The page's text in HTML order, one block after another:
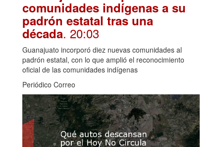
comunidades indígenas a su
padrón estatal tras una
década. 20:03
Guanajuato incorporó diez nuevas comunidades al
padrón estatal, con lo que amplió el reconocimiento
oficial de las comunidades indígenas
Periódico Correo